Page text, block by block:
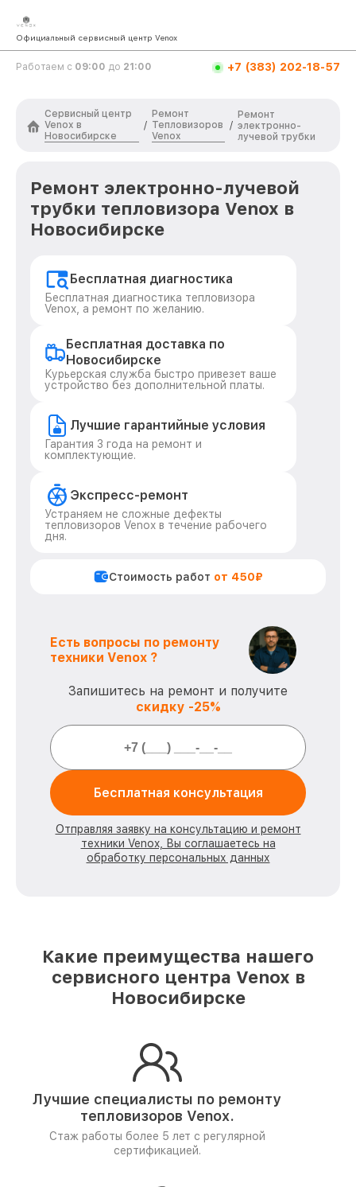
Официальный сервисный центр Venox
Работаем с 09:00 до 21:00 +7 (383) 202-18-57
Сервисный центр
Venox в
Новосибирске
/
Ремонт
Тепловизоров
Venox
/
Ремонт
электронно-
лучевой трубки
Ремонт электронно-лучевой
трубки тепловизора Venox в
Новосибирске
Бесплатная диагностика
Бесплатная диагностика тепловизора
Venox, а ремонт по желанию.
Бесплатная доставка по
Новосибирске
Курьерская служба быстро привезет ваше
устройство без дополнительной платы.
Лучшие гарантийные условия
Гарантия 3 года на ремонт и
комплектующие.
Экспресс-ремонт
Устраняем не сложные дефекты
тепловизоров Venox в течение рабочего
дня.
Стоимость работ от 450₽
Есть вопросы по ремонту
техники Venox ?
Запишитесь на ремонт и получите
скидку -25%
Бесплатная консультация
Отправляя заявку на консультацию и ремонт
техники Venox, Вы соглашаетесь на
обработку персональных данных
Какие преимущества нашего
сервисного центра Venox в
Новосибирске
Лучшие специалисты по ремонту
тепловизоров Venox.
Стаж работы более 5 лет с регулярной
сертификацией.